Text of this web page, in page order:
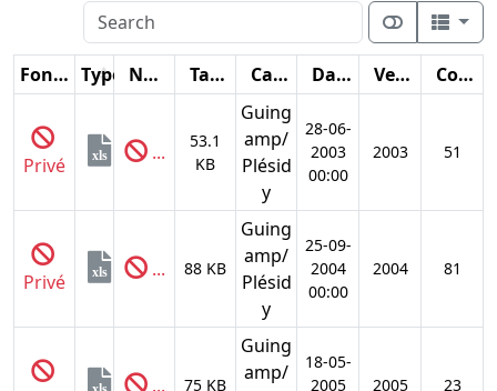
Fonctions Type Nom Taille Catégorie Date Version Compteur
Privé xls ...
53.1
KB
Guing
amp/
Plésid
y
28-06-
2003
00:00
2003 51
Privé xls ... 88 KB
Guing
amp/
Plésid
y
25-09-
2004
00:00
2004 81
... 75 KB
Guing
amp/
18-05-
2005
2005 23